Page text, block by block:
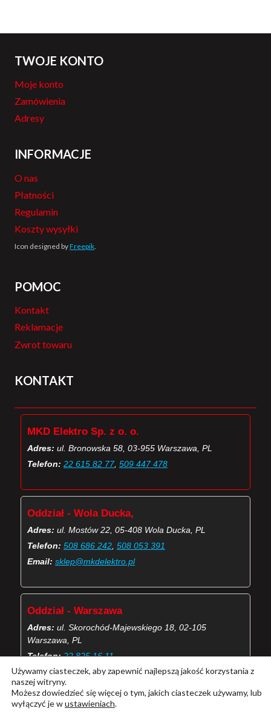
TWOJE KONTO
Moje konto
Zamówienia
Adresy
INFORMACJE
O nas
Płatności
Regulamin
Koszty wysyłki
Icon designed byFreepik
POMOC
Kontakt
Reklamacje
Zwrot towaru
KONTAKT
MKD Elektro Sp. z o. o.
Adres: ul. Bronowska 58, 03-955 Warszawa, PL
Telefon: 22 615 82 77, 509 447 478
Oddział - Wola Ducka,
Adres: ul. Mostów 22, 05-408 Wola Ducka, PL
Telefon: 508 686 242 508 053 391
Email: sklep@mkdelektro.pl
Oddział - Warszawa
Adres: ul. Skorochód-Majewskiego 18, 02-105
Warszawa, PL
Telefon: 22 825 16 11
Email: skorochod@mkdelektro.pl
(Więcej o kontaktach MKD Elektro)
Używamy ciasteczek, aby zapewnić najlepszą jakość korzystania z
naszej witryny.
Możesz dowiedzieć się więcej o tym, jakich ciasteczek używamy, lub
wyłączyć je wustawieniach.